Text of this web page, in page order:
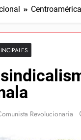
Centroamérica
Revolucionaria